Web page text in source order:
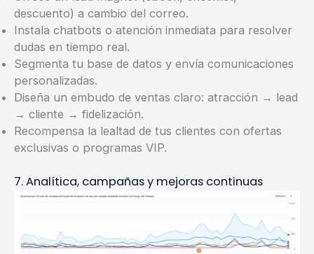
descuento) a cambio del correo.
Instala chatbots o atención inmediata para resolver
dudas en tiempo real.
Segmenta tu base de datos y envía comunicaciones
personalizadas.
Diseña un embudo de ventas claro: atracción → lead
→ cliente → fidelización.
Recompensa la lealtad de tus clientes con ofertas
exclusivas o programas VIP.
7. Analítica, campañas y mejoras continuas